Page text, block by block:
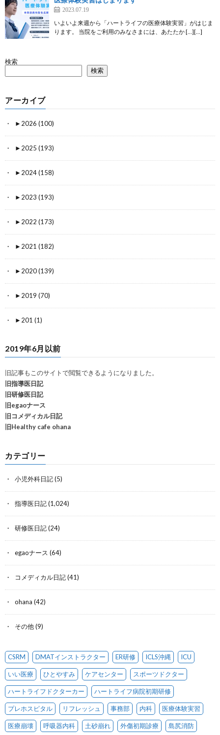
2023.07.19
いよいよ来週から「ハートライフの医療体験実習」がはじま
ります。 当院をご利用のみなさまには、あたたか […][…]
検索
検索
アーカイブ
► 2026 (100)
► 2025 (193)
► 2024 (158)
► 2023 (193)
► 2022 (173)
► 2021 (182)
► 2020 (139)
► 2019 (70)
► 201 (1)
2019年6月以前
旧記事もこのサイトで閲覧できるようになりました。
旧指導医日記
旧研修医日記
旧egaoナース
旧コメディカル日記
旧Healthy cafe ohana
カテゴリー
小児外科日記(5)
指導医日記(1,024)
研修医日記(24)
egaoナース (64)
コメディカル日記(41)
ohana (42)
その他(9)
CSRM DMATインストラクター ER研修 ICLS沖縄 ICU
いい医療 ひとやすみ ケアセンター スポーツドクター
ハートライフドクターカー ハートライフ病院初期研修
プレホスピタル リフレッシュ 事務部 内科 医療体験実習
医療崩壊 呼吸器内科 土砂崩れ 外傷初期診療 島尻消防